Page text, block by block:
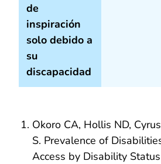
de
inspiración
solo debido a
su
discapacidad
Okoro CA, Hollis ND,
S. Prevalence of
Access by Disability